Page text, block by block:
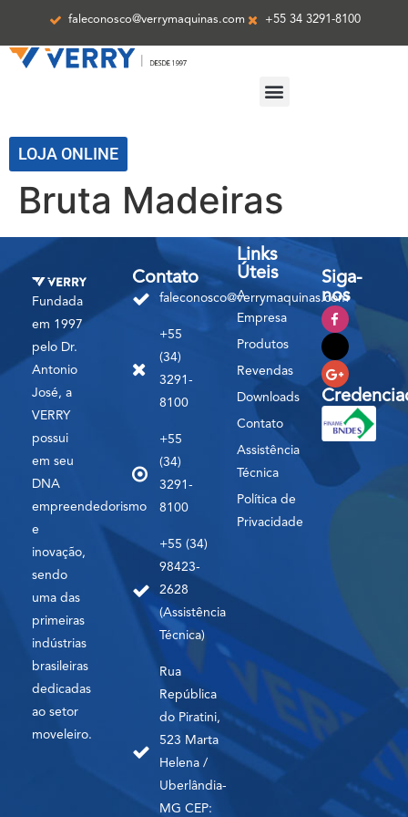
faleconosco@verrymaquinas.com +55 34 3291-8100
LOJA ONLINE
Bruta Madeiras
Fundada
em 1997
pelo Dr.
Antonio
José, a
VERRY
possui
em seu
DNA
empreendedorismo
e
inovação,
sendo
uma das
primeiras
indústrias
brasileiras
dedicadas
ao setor
moveleiro.
Contato
faleconosco@verrymaquinas.com
+55
(34)
3291-
8100
+55
(34)
3291-
8100
+55 (34)
98423-
2628
(Assistência
Técnica)
Rua
República
do Piratini,
523 Marta
Helena /
Uberlândia-
MG CEP:
Links
Úteis
A
Empresa
Produtos
Revendas
Downloads
Contato
Assistência
Técnica
Política de
Privacidade
Siga-
nos